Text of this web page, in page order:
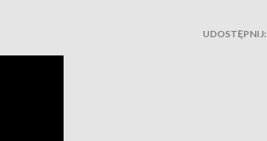
UDOSTĘPNIJ: